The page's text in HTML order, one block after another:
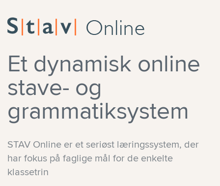
Et dynamisk online
stave- og
grammatiksystem
STAV Online er et seriøst læringssystem, der
har fokus på faglige mål for de enkelte
klassetrin